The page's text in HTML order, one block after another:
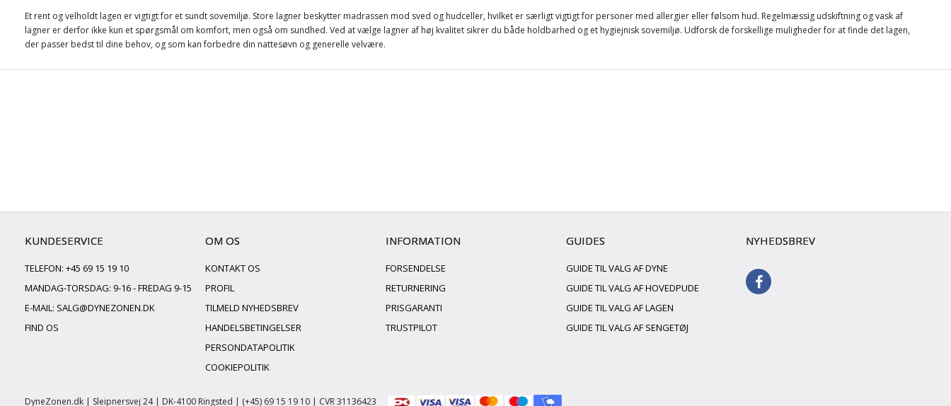
Et rent og velholdt lagen er vigtigt for et sundt sovemiljø. Store lagner beskytter madrassen mod sved og hudceller, hvilket er særligt vigtigt for personer med allergier eller følsom hud. Regelmæssig udskiftning og vask af
lagner er derfor ikke kun et spørgsmål om komfort, men også om sundhed. Ved at vælge lagner af høj kvalitet sikrer du både holdbarhed og et hygiejnisk sovemiljø. Udforsk de forskellige muligheder for at finde det lagen,
der passer bedst til dine behov, og som kan forbedre din nattesøvn og generelle velvære.
KUNDESERVICE
TELEFON: +45 69 15 19 10
MANDAG-TORSDAG: 9-16 - FREDAG 9-15
E-MAIL: SALG@DYNEZONEN.DK
FIND OS
OM OS
KONTAKT OS
PROFIL
TILMELD NYHEDSBREV
HANDELSBETINGELSER
PERSONDATAPOLITIK
COOKIEPOLITIK
INFORMATION
FORSENDELSE
RETURNERING
PRISGARANTI
TRUSTPILOT
GUIDES
GUIDE TIL VALG AF DYNE
GUIDE TIL VALG AF HOVEDPUDE
GUIDE TIL VALG AF LAGEN
GUIDE TIL VALG AF SENGETØJ
NYHEDSBREV
DyneZonen.dk | Sleipnersvej 24 | DK-4100 Ringsted | (+45) 69 15 19 10 | CVR 31136423